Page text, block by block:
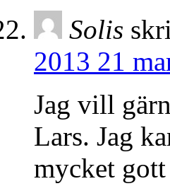
Solis
2013 21
Jag vill
Lars. Jag
mycket